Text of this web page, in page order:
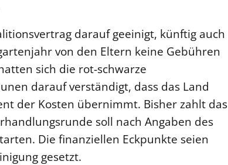
darauf geeinigt, künftig auch
von den Eltern keine Gebühren
sich die rot-schwarze
darauf verständigt, dass das Land
der Kosten übernimmt. Bisher zahlt das
soll nach Angaben des
Die finanziellen Eckpunkte seien
gesetzt.